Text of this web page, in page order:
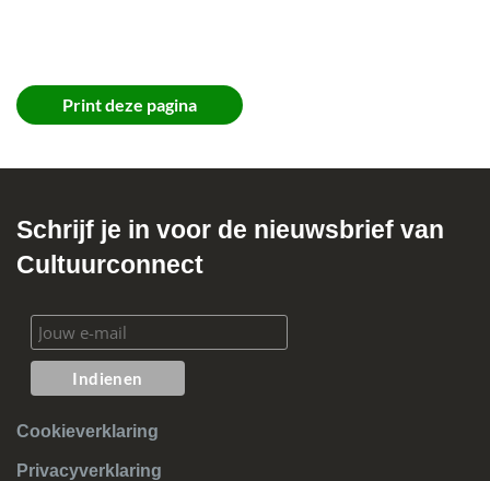
Print deze pagina
Schrijf je in voor de nieuwsbrief van
Cultuurconnect
Cookieverklaring
Privacyverklaring